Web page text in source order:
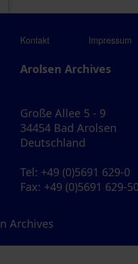
Kontakt Impressum
Arolsen Archives
Große Allee 5 - 9
34454 Bad Arolsen
Deutschland
Tel: +49 (0)5691 629-0
Fax: +49 (0)5691 629-
Archives